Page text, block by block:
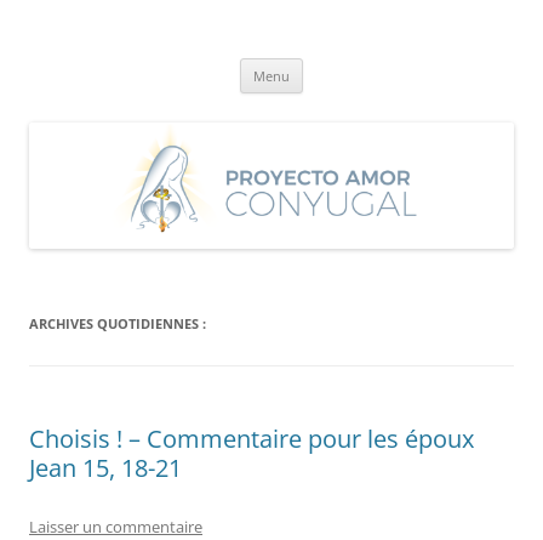
Menu
ARCHIVES QUOTIDIENNES :
Choisis ! – Commentaire pour les époux
Jean 15, 18-21
Laisser un commentaire